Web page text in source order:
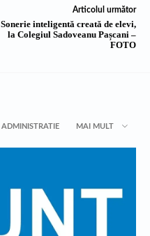
Articolul următor
Sonerie inteligentă creată de elevi,
la Colegiul Sadoveanu Pașcani –
FOTO
ADMINISTRATIE MAI MULT